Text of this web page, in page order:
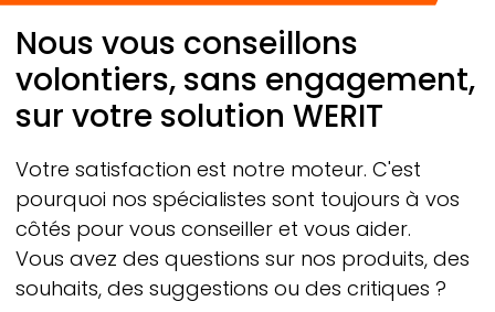
Breadcrumb
Nous vous conseillons
volontiers, sans engagement,
sur votre solution WERIT
Votre satisfaction est notre moteur. C'est
pourquoi nos spécialistes sont toujours à vos
côtés pour vous conseiller et vous aider.
Vous avez des questions sur nos produits, des
souhaits, des suggestions ou des critiques ?